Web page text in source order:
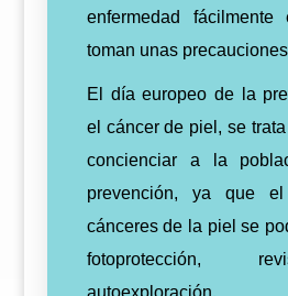
enfermedad
toman unas
El día europeo de la
el cáncer de piel, se
concienciar a la
prevención, ya que
cánceres de la piel se
fotoprotección,
autoexploración.